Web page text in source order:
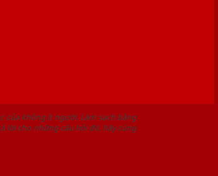
của không ít người. Làm sạch bằng
lời cho những câu hỏi đó, hãy cùng